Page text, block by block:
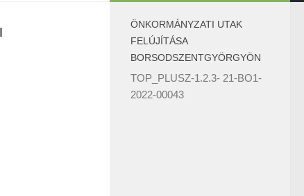
ÖNKORMÁNYZATI UTAK
FELÚJÍTÁSA
BORSODSZENTGYÖRGYÖN
TOP_PLUSZ-1.2.3- 21-BO1-
2022-00043